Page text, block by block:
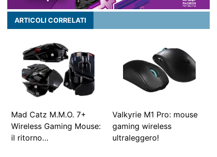
ARTICOLI CORRELATI
Mad Catz M.M.O. 7+
Wireless Gaming Mouse:
il ritorno…
Valkyrie M1 Pro: mouse
gaming wireless
ultraleggero!